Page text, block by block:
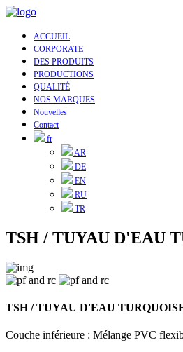
ACCUEIL
CORPORATE
DES PRODUITS
PRODUCTIONS
QUALITÉ
NOS MARQUES
Nouvelles
Contact
fr
AR
DE
EN
RU
TR
TSH / TUYAU D'EAU
TSH / TUYAU D'EAU
Couche inférieure : Mélange PVC